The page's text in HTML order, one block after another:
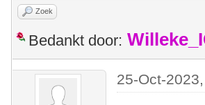
Zoek
Bedankt door:
25-Oct-